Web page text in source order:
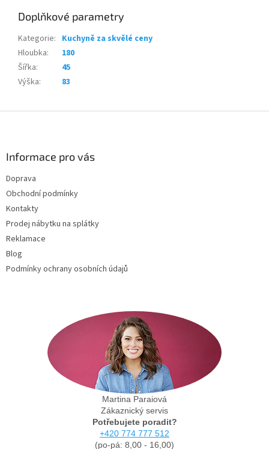
Doplňkové parametry
Kategorie: Kuchyně za skvělé ceny
Hloubka:
180
Šířka:
45
Výška: 83
Informace pro vás
Doprava
Obchodní podmínky
Kontakty
Prodej nábytku na splátky
Reklamace
Blog
Podmínky ochrany osobních údajů
Martina Paraiová
Zákaznický servis
Potřebujete poradit?
+420 774 777 512
(po-pá: 8,00 - 16,00)